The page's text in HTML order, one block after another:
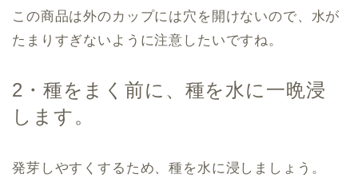
この商品は外のカップには穴を開けないので、水が
たまりすぎないように注意したいですね。
2・種をまく前に、種を水に一晩浸
します。
発芽しやすくするため、種を水に浸しましょう。